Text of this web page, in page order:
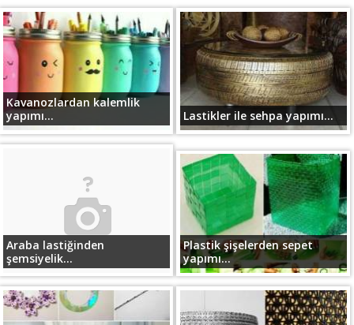
Kavanozlardan kalemlik
yapımı...
Lastikler ile sehpa yapımı...
Araba lastiğinden
şemsiyelik...
Plastik şişelerden sepet
yapımı...